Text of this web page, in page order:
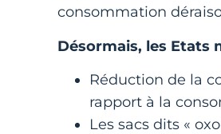
consommation
Désormais, les Etats
Réduction de la
rapport à la
Les sacs dits «